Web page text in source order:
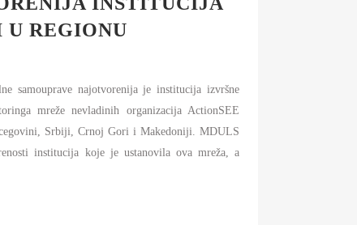
U REGIONU
samouprave najotvorenija je institucija izvršne
mreže nevladinih organizacija ActionSEE
Srbiji, Crnoj Gori i Makedoniji. MDULS
institucija koje je ustanovila ova mreža, a